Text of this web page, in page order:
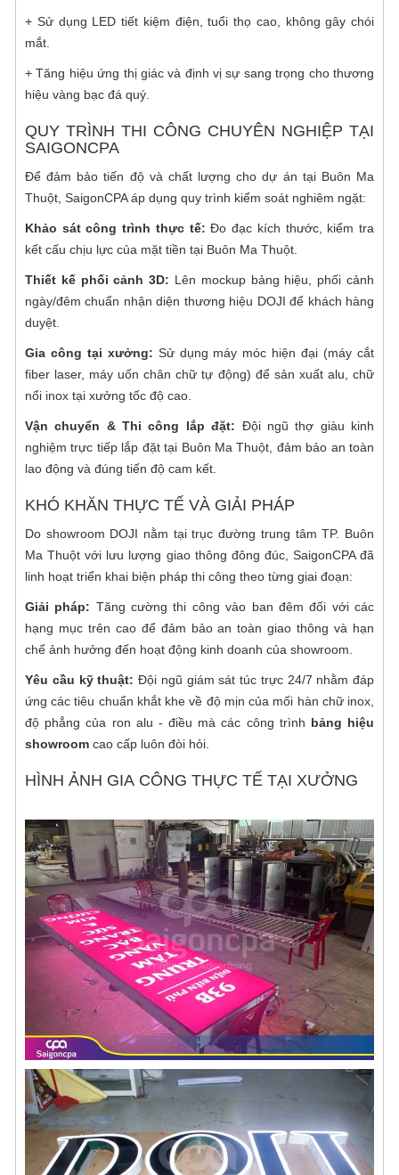
+ Sử dụng LED tiết kiệm điện, tuổi thọ cao, không gây chói
mắt.
+ Tăng hiệu ứng thị giác và định vị sự sang trọng cho thương
hiệu vàng bạc đá quý.
QUY TRÌNH THI CÔNG CHUYÊN NGHIỆP TẠI
SAIGONCPA
Để đảm bảo tiến độ và chất lượng cho dự án tại Buôn Ma
Thuột, SaigonCPA áp dụng quy trình kiểm soát nghiêm ngặt:
Khảo sát công trình thực tế: Đo đạc kích thước, kiểm tra
kết cấu chịu lực của mặt tiền tại Buôn Ma Thuột.
Thiết kế phối cảnh 3D: Lên mockup bảng hiệu, phối cảnh
ngày/đêm chuẩn nhận diện thương hiệu DOJI để khách hàng
duyệt.
Gia công tại xưởng: Sử dụng máy móc hiện đại (máy cắt
fiber laser, máy uốn chân chữ tự động) để sản xuất alu, chữ
nổi inox tại xưởng tốc độ cao.
Vận chuyển & Thi công lắp đặt: Đội ngũ thợ giàu kinh
nghiệm trực tiếp lắp đặt tại Buôn Ma Thuột, đảm bảo an toàn
lao động và đúng tiến độ cam kết.
KHÓ KHĂN THỰC TẾ VÀ GIẢI PHÁP
Do showroom DOJI nằm tại trục đường trung tâm TP. Buôn
Ma Thuột với lưu lượng giao thông đông đúc, SaigonCPA đã
linh hoạt triển khai biện pháp thi công theo từng giai đoạn:
Giải pháp: Tăng cường thi công vào ban đêm đối với các
hạng mục trên cao để đảm bảo an toàn giao thông và hạn
chế ảnh hưởng đến hoạt động kinh doanh của showroom.
Yêu cầu kỹ thuật: Đội ngũ giám sát túc trực 24/7 nhằm đáp
ứng các tiêu chuẩn khắt khe về độ mịn của mối hàn chữ inox,
độ phẳng của ron alu - điều mà các công trình bảng hiệu
showroom cao cấp luôn đòi hỏi.
HÌNH ẢNH GIA CÔNG THỰC TẾ TẠI XƯỞNG